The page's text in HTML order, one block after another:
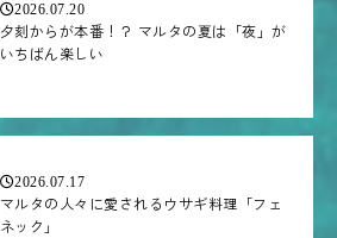
2026.07.20
夕刻からが本番！？ マルタの夏は「夜」が
いちばん楽しい
2026.07.17
マルタの人々に愛されるウサギ料理「フェ
ネック」